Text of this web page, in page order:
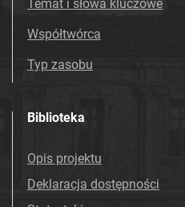
Temat i słowa kluczowe
Współtwórca
Typ zasobu
Biblioteka
Opis projektu
Deklaracja dostępności